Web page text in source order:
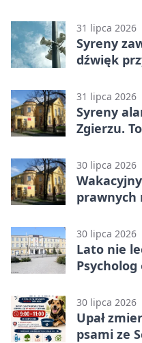
31 lipca 2026
Syreny
dźwięk
31 lipca 2026
Syreny
Zgierzu.
30 lipca 2026
prawnych
30 lipca 2026
Lato nie
30 lipca 2026
Upał
psami ze